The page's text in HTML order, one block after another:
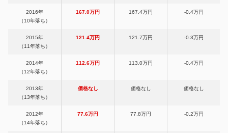
2016年
（10年落ち）
167.0万円 167.4万円 -0.4万円
2015年
（11年落ち）
121.4万円 121.7万円 -0.3万円
2014年
（12年落ち）
112.6万円 113.0万円 -0.4万円
2013年
（13年落ち）
価格なし 価格なし 価格なし
2012年
（14年落ち）
77.6万円 77.8万円 -0.2万円